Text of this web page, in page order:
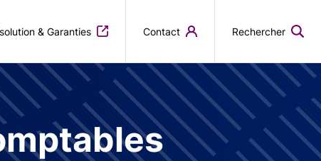
& Garanties Contact Rechercher